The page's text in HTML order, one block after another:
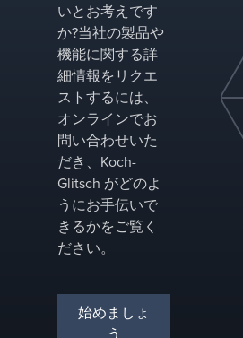
いとお考えです
か?当社の製品や
機能に関する詳
細情報をリクエ
ストするには、
オンラインでお
問い合わせいた
だき、Koch-
Glitsch がどのよ
うにお手伝いで
きるかをご覧く
ださい。
始めましょ
う